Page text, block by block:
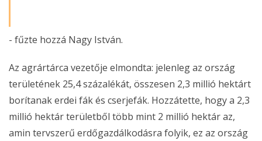
- fűzte hozzá Nagy István.
Az agrártárca vezetője elmondta: jelenleg az ország
területének 25,4 százalékát, összesen 2,3 millió hektárt
borítanak erdei fák és cserjefák. Hozzátette, hogy a 2,3
millió hektár területből több mint 2 millió hektár az,
amin tervszerű erdőgazdálkodásra folyik, ez az ország